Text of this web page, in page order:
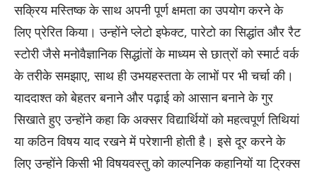
सक्रिय मस्तिष्क के साथ अपनी पूर्ण क्षमता का उपयोग करने के
लिए प्रेरित किया। उन्होंने प्लेटो इफेक्ट, पारेटो का सिद्धांत और रैट
स्टोरी जैसे मनोवैज्ञानिक सिद्धांतों के माध्यम से छात्रों को स्मार्ट वर्क
के तरीके समझाए, साथ ही उभयहस्तता के लाभों पर भी चर्चा की।
याददाश्त को बेहतर बनाने और पढ़ाई को आसान बनाने के गुर
सिखाते हुए उन्होंने कहा कि अक्सर विद्यार्थियों को महत्वपूर्ण तिथियां
या कठिन विषय याद रखने में परेशानी होती है। इसे दूर करने के
लिए उन्होंने किसी भी विषयवस्तु को काल्पनिक कहानियों या ट्रिक्स